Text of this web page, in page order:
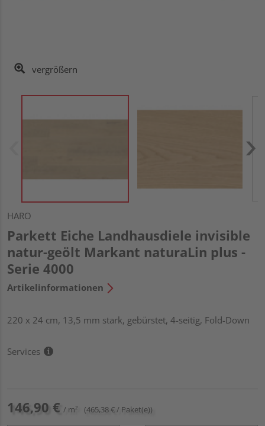
vergrößern
HARO
Parkett Eiche Landhausdiele invisible
natur-geölt Markant naturaLin plus -
Serie 4000
Artikelinformationen
220 x 24 cm, 13,5 mm stark, gebürstet, 4-seitig, Fold-Down
Services
146,90 € / m² (465,38 € / Paket(e))